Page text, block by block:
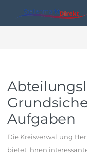
Aufgaben
Die Kreisverwaltung
bietet Ihnen